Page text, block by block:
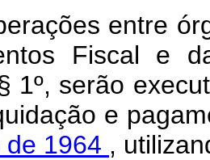
entre
Fiscal e
1º, serão
e
de 1964 ,